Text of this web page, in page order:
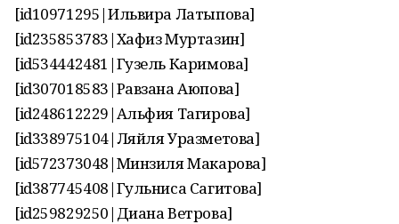
[id10971295|Ильвира Латыпова]
[id235853783|Хафиз Муртазин]
[id534442481|Гузель Каримова]
[id307018583|Равзана Аюпова]
[id248612229|Альфия Тагирова]
[id338975104|Ляйля Уразметова]
[id572373048|Минзиля Макарова]
[id387745408|Гульниса Сагитова]
[id259829250|Диана Ветрова]